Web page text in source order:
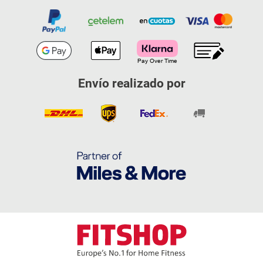
Envío realizado por